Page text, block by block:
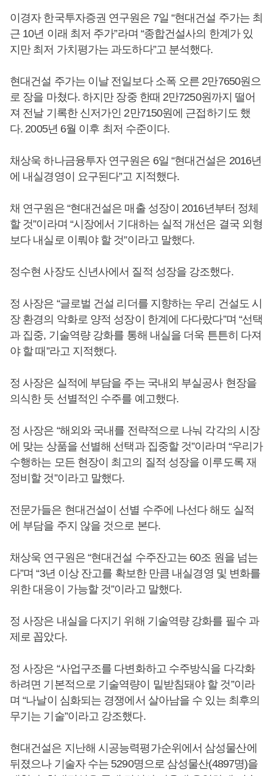
이경자 한국투자증권 연구원은 7일 “현대건설 주가는 최
근 10년 이래 최저 주가”라며 “종합건설사의 한계가 있
지만 최저 가치평가는 과도하다”고 분석했다.
현대건설 주가는 이날 전일보다 소폭 오른 2만7650원으
로 장을 마쳤다. 하지만 장중 한때 2만7250원까지 떨어
져 전날 기록한 신저가인 2만7150원에 근접하기도 했
다. 2005년 6월 이후 최저 수준이다.
채상욱 하나금융투자 연구원은 6일 “현대건설은 2016년
에 내실경영이 요구된다”고 지적했다.
채 연구원은 “현대건설은 매출 성장이 2016년부터 정체
할 것”이라며 “시장에서 기대하는 실적 개선은 결국 외형
보다 내실로 이뤄야 할 것”이라고 말했다.
정수현 사장도 신년사에서 질적 성장을 강조했다.
정 사장은 “글로벌 건설 리더를 지향하는 우리 건설도 시
장 환경의 악화로 양적 성장이 한계에 다다랐다”며 “선택
과 집중, 기술역량 강화를 통해 내실을 더욱 튼튼히 다져
야 할 때”라고 지적했다.
정 사장은 실적에 부담을 주는 국내외 부실공사 현장을
의식한 듯 선별적인 수주를 예고했다.
정 사장은 “해외와 국내를 전략적으로 나눠 각각의 시장
에 맞는 상품을 선별해 선택과 집중할 것”이라며 “우리가
수행하는 모든 현장이 최고의 질적 성장을 이루도록 재
정비할 것”이라고 말했다.
전문가들은 현대건설이 선별 수주에 나선다 해도 실적
에 부담을 주지 않을 것으로 본다.
채상욱 연구원은 “현대건설 수주잔고는 60조 원을 넘는
다”며 “3년 이상 잔고를 확보한 만큼 내실경영 및 변화를
위한 대응이 가능할 것”이라고 말했다.
정 사장은 내실을 다지기 위해 기술역량 강화를 필수 과
제로 꼽았다.
정 사장은 “사업구조를 다변화하고 수주방식을 다각화
하려면 기본적으로 기술역량이 밑받침돼야 할 것”이라
며 “나날이 심화되는 경쟁에서 살아남을 수 있는 최후의
무기는 기술”이라고 강조했다.
현대건설은 지난해 시공능력평가순위에서 삼성물산에
뒤졌으나 기술자 수는 5290명으로 삼성물산(4897명)을